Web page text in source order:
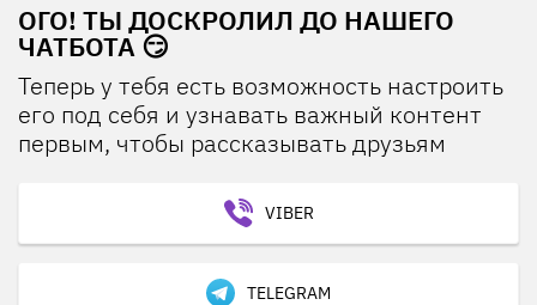
ОГО! ТЫ ДОСКРОЛИЛ ДО НАШЕГО
ЧАТБОТА 😏
Теперь у тебя есть возможность настроить
его под себя и узнавать важный контент
первым, чтобы рассказывать друзьям
VIBER
TELEGRAM